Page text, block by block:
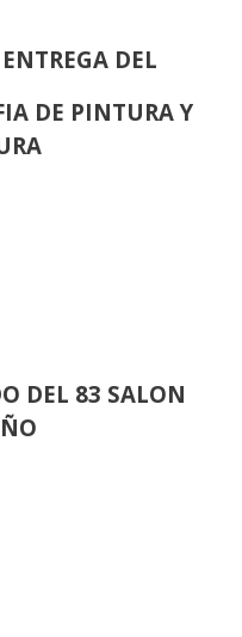
DEL
DE PINTURA Y
DEL 83 SALON